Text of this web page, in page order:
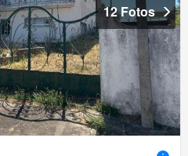
12 Fotos